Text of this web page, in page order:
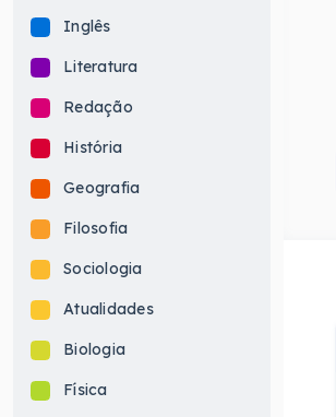
Inglês
Literatura
Redação
História
Geografia
Filosofia
Sociologia
Atualidades
Biologia
Física